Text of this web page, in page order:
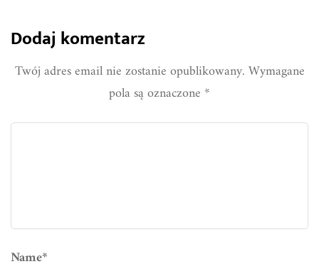
Dodaj komentarz
Twój adres email nie zostanie opublikowany.Wymagane
pola są oznaczone*
Name*